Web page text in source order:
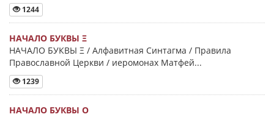
1244
НАЧАЛО БУКВЫ Ξ
НАЧАЛО БУКВЫ Ξ / Алфавитная Синтагма / Правила
Православной Церкви / иеромонах Матфей...
1239
НАЧАЛО БУКВЫ Ο